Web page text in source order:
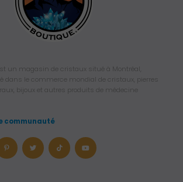
un magasin de cristaux situé à Montréal,
dans le commerce mondial de cristaux, pierres
bijoux et autres produits de médecine
communauté